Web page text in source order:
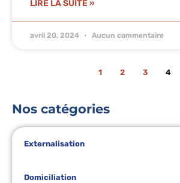
LIRE LA SUITE »
avril 20, 2024 Aucun commentaire
1 2 3 4
Nos catégories
Externalisation
Domiciliation